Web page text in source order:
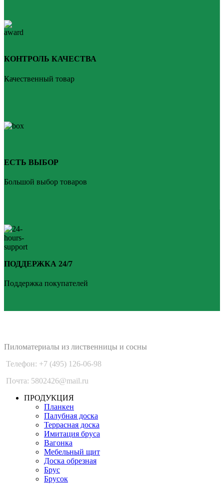
КОНТРОЛЬ КАЧЕСТВА
Качественный товар
ЕСТЬ ВЫБОР
Большой выбор товаров
ПОДДЕРЖКА 24/7
Поддержка покупателей
Пиломатериалы из лиственницы и сосны
Телефон: +7 (495) 126-06-98
Почта: 5802426@mail.ru
ПРОДУКЦИЯ
Планкен
Палубная доска
Террасная доска
Имитация бруса
Вагонка
Мебельный щит
Доска обрезная
Брус
Брусок